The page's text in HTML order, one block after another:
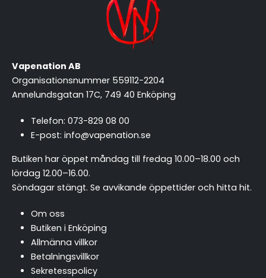
Vapenation AB
Organisationsnummer 559112-2204
Annelundsgatan 17C, 749 40 Enköping
Telefon: 073-829 08 00
E-post: info@vapenation.se
Butiken har öppet måndag till fredag 10.00–18.00 och
lördag 12.00–16.00.
Söndagar stängt. Se avvikande öppettider och hitta hit.
Om oss
Butiken i Enköping
Allmänna villkor
Betalningsvillkor
Sekretesspolicy